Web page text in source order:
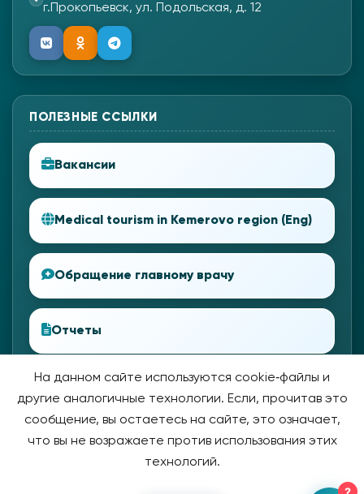
г.Прокопьевск, ул. Подольская, д. 12
ПОЛЕЗНЫЕ ССЫЛКИ
Вакансии
Medical tourism in Kemerovo region (Eng)
Обращение главному врачу
Отчеты
На данном сайте используются cookie‑файлы и
другие аналогичные технологии. Если, прочитав это
сообщение, вы остаетесь на сайте, это означает,
что вы не возражаете против использования этих
технологий.